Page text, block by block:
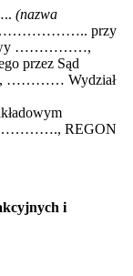
(nazwa
przy
……………,
przez Sąd
Wydział
REGON
i